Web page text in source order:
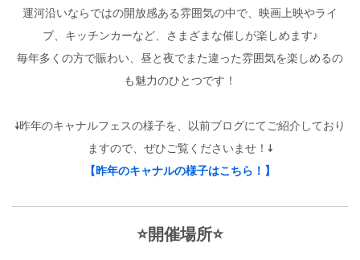
運河沿いならではの開放感ある雰囲気の中で、映画上映やライ
ブ、キッチンカーなど、さまざまな催しが楽しめます♪
毎年多くの方で賑わい、昼と夜でまた違った雰囲気を楽しめるの
も魅力のひとつです！
↓昨年のキャナルフェスの様子を、以前ブログにてご紹介しており
ますので、ぜひご覧くださいませ！↓
【昨年のキャナルの様子はこちら！】
⭐開催場所⭐